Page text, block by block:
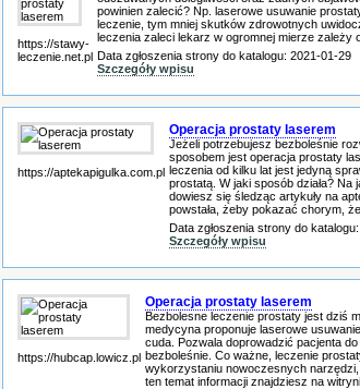
https://stawy-
leczenie.net.pl
powinien zalecić? Np. laserowe usuwanie
leczenie, tym mniej skutków zdrowotnych
leczenia zaleci lekarz w ogromnej mierze zależy
Data zgłoszenia strony do katalogu: 2021-01-29
Szczegóły wpisu
https://aptekapigulka.com.pl
Operacja prostaty laserem
Jeżeli potrzebujesz bezboleśnie
sposobem jest operacja prostaty
leczenia od kilku lat jest jedyną
prostatą. W jaki sposób działa?
dowiesz się śledząc artykuły na
powstała, żeby pokazać chorym,
Data zgłoszenia strony do
Szczegóły wpisu
https://hubcap.lowicz.pl
Operacja prostaty laserem
Bezbolesne leczenie prostaty jest dziś
medycyna proponuje laserowe
cuda. Pozwala doprowadzić pacjenta do
bezboleśnie. Co ważne, leczenie
wykorzystaniu nowoczesnych
ten temat informacji znajdziesz na